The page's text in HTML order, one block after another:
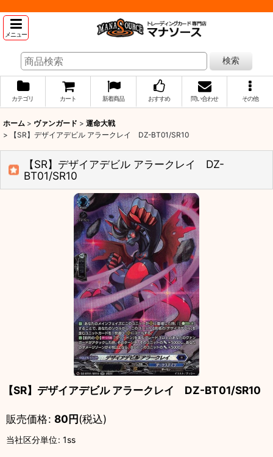
メニュー
検索
カテゴリ カート 新着商品 おすすめ 問い合わせ その他
ホーム > ヴァンガード > 運命大戦
>
【SR】デザイアデビル アラークレイ DZ-BT01/SR10
【SR】デザイアデビル アラークレイ DZ-
BT01/SR10
【SR】デザイアデビル アラークレイ DZ-BT01/SR10
販売価格: 80円(税込)
当社区分単位: 1ss